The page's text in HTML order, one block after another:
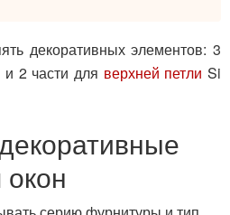
декоративных элементов: 3
и 2 части для верхней петли Si